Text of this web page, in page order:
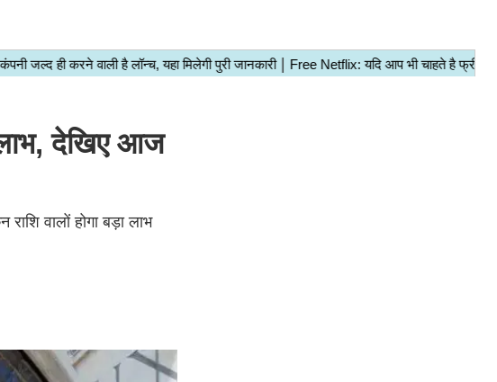
देखिए आज
वालों होगा बड़ा लाभ